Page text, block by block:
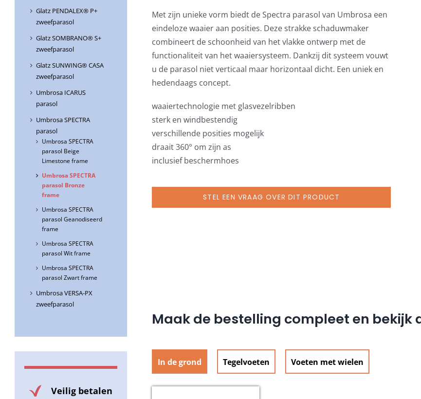
Met zijn unieke vorm biedt de Spectra parasol van Umbrosa een
eindeloze waaier aan posities. Deze strakke schaduwmaker
combineert de schoonheid van het vlakke ontwerp met de
functionaliteit van het waaiersysteem. Dankzij dit systeem vouwt
u de parasol niet verticaal maar horizontaal dicht. Een uniek en
hedendaags concept.
waaiertechnologie met glasvezelribben
sterk en windbestendig
verschillende posities mogelijk
draait 360° om zijn as
inclusief beschermhoes
STEL EEN VRAAG OVER DIT PRODUCT
Maak de bestelling compleet en bekijk
In de grond Tegelvoeten Voeten met wielen
Glatz PENDALEX® P+
zweefparasol
Glatz SOMBRANO® S+
zweefparasol
Glatz SUNWING® CASA
zweefparasol
Umbrosa ICARUS
parasol
Umbrosa SPECTRA
parasol
Umbrosa SPECTRA
parasol Beige
Limestone frame
Umbrosa SPECTRA
parasol Bronze
frame
Umbrosa SPECTRA
parasol Geanodiseerd
frame
Umbrosa SPECTRA
parasol Wit frame
Umbrosa SPECTRA
parasol Zwart frame
Umbrosa VERSA-PX
zweefparasol
Veilig betalen